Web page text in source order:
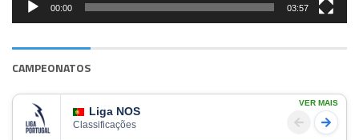
00:00 03:57
CAMPEONATOS
Liga NOS
Classificações
VER MAIS